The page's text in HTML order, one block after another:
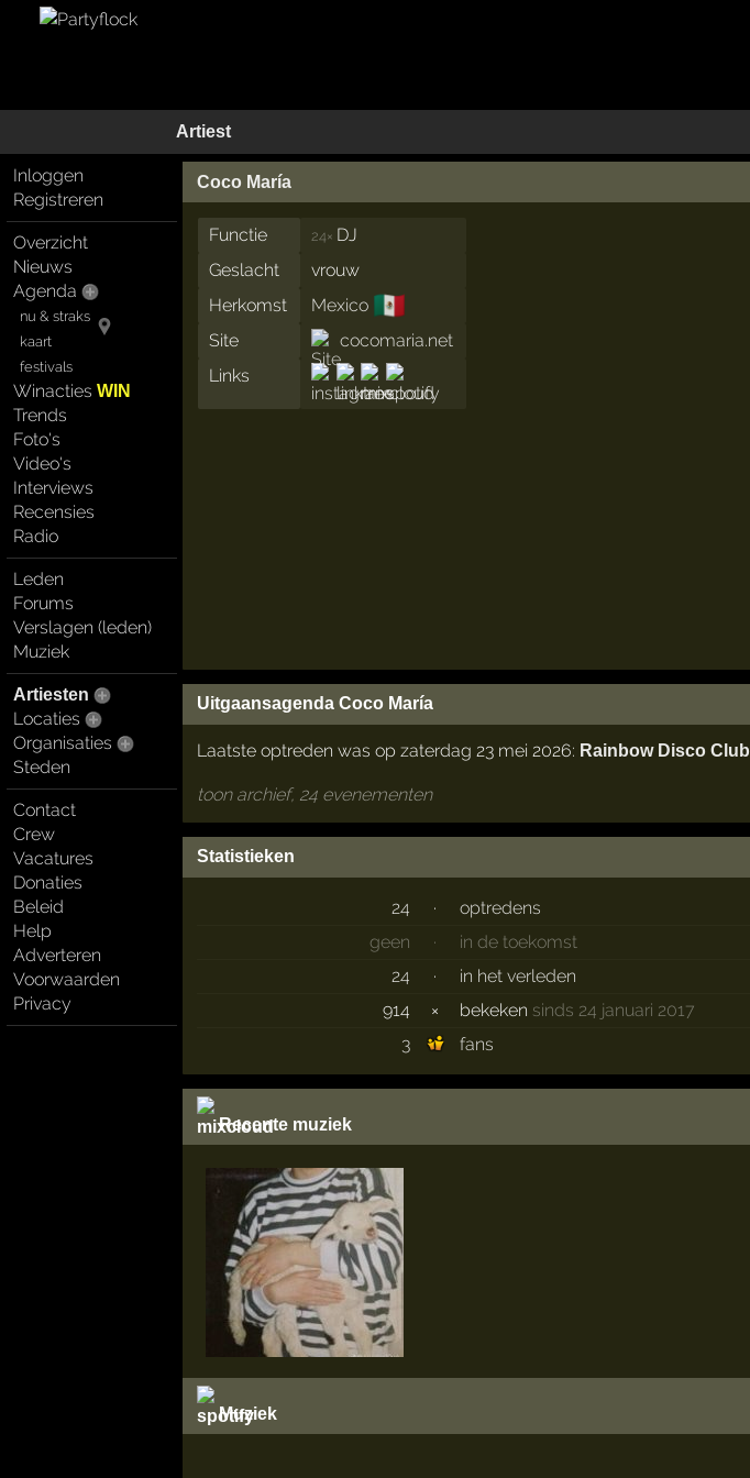
Artiest
Inloggen
Registreren
Overzicht
Nieuws
Agenda
nu & straks
kaart
festivals
WinactiesWIN
Trends
Foto's
Video's
Interviews
Recensies
Radio
Leden
Forums
Verslagen (leden)
Muziek
Artiesten
Locaties
Organisaties
Steden
Contact
Crew
Vacatures
Donaties
Beleid
Help
Adverteren
Voorwaarden
Privacy
Coco María
Functie 24× DJ
Geslacht
vrouw
Herkomst
Mexico 🇲🇽
Site
cocomaria.net
Links
Uitgaansagenda Coco María
Laatste optreden was op zaterdag 23 mei 2026: Rainbow Disco Club
toon archief, 24 evenementen
Statistieken
24 ·
optredens
geen
·
in de toekomst
24
·
in het verleden
914
× bekeken sinds 24 januari 2017
3
fans
Recente muziek
Muziek